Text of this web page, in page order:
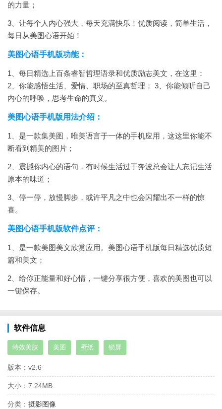
的力量；
3、让每个人内心强大，每天充满快乐！优质阅读，简单生活，
每日从美图心语开始！
美图心语手机版功能：
1、每日精选上百条睿智哲理语录和优质励志美文，在这里：
2、你能感悟生活、爱情、职场的至真哲理； 3、你能倾听自己
内心的呼唤，思考生命的真义。
美图心语手机版用法介绍：
1、是一款集美图，唯美语言于一体的手机应用，这这里你能不
断看到精美的图片；
2、震撼你内心的语句，有时候生活过于奔波总会让人忘记生活
原本的味道；
3、停一停，放慢脚步，或许平凡之中也会闪耀出不一样的惊
喜。
美图心语手机版软件点评：
1、是一款美图美文欣赏应用。美图心语手机版每日精选优质短
篇和美文；
2、给你正能量和好心情，一键分享很方便，喜欢的美图也可以
一键保存。
软件信息
特效美肤 美图 壁纸 锁屏
版本： v2.6
大小： 7.24MB
分类： 摄影图像